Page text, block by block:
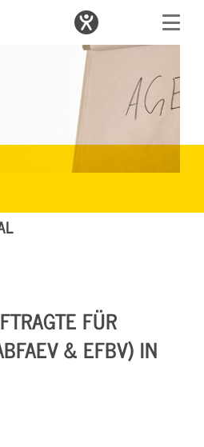
FÜR
& EFBV) IN